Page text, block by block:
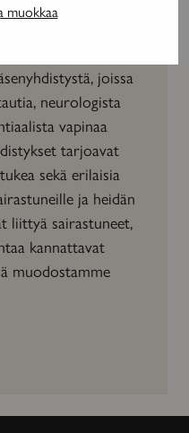
muokkaa
joissa
neurologista
vapinaa
tarjoavat
sekä erilaisia
ja heidän
liittyä sairastuneet,
kannattavat
muodostamme